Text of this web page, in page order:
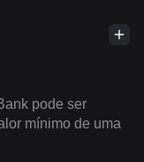
pode ser
mínimo de uma